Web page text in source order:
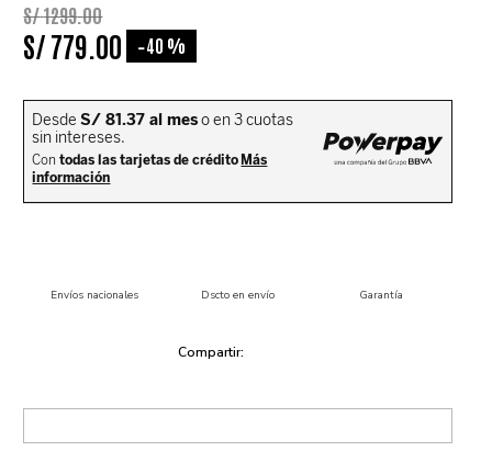
S/1299.00
S/779 00 -40 %
Envíos nacionales Dscto en envío Garantía